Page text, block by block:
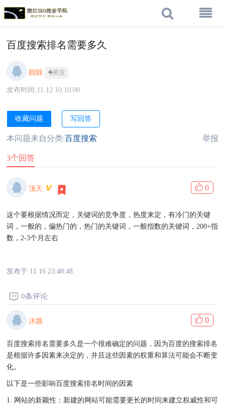
百度搜索排名需要多久
靓靓 关注
发布时间:11.12 10:10:00
收藏问题 写回答
本问题来自分类:百度搜索 举报
3个回答
顶天 0
这个要根据情况而定，关键词的竞争度，热度来定，有冷门的关键
词，一般的，偏热门的，热门的关键词，一般指数的关键词，200+指
数，2-3个月左右
发布于 11.16 23:48:48
0条评论
沐颜 0
百度搜索排名需要多久是一个很难确定的问题，因为百度的搜索排名
是根据许多因素来决定的，并且这些因素的权重和算法可能会不断变
化。
以下是一些影响百度搜索排名时间的因素
1. 网站的新颖性：新建的网站可能需要更长的时间来建立权威性和可